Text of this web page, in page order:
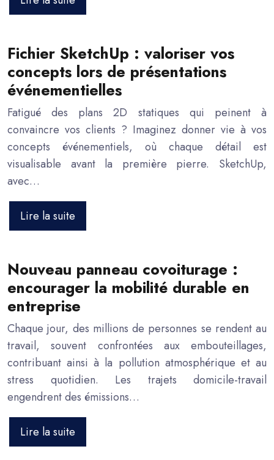
Fichier SketchUp : valoriser vos
concepts lors de présentations
événementielles
Fatigué des plans 2D statiques qui peinent à
convaincre vos clients ? Imaginez donner vie à vos
concepts événementiels, où chaque détail est
visualisable avant la première pierre. SketchUp,
avec…
Lire la suite
Nouveau panneau covoiturage :
encourager la mobilité durable en
entreprise
Chaque jour, des millions de personnes se rendent au
travail, souvent confrontées aux embouteillages,
contribuant ainsi à la pollution atmosphérique et au
stress quotidien. Les trajets domicile-travail
engendrent des émissions…
Lire la suite